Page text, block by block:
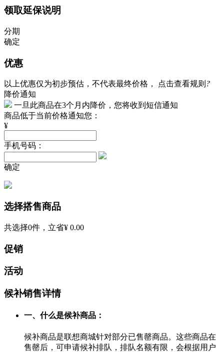
领取延保说明
分期
确定
优惠
以上优惠仅为初步预估，不代表最终价格， 点击查看规则 ?
降价通知
一旦此商品在3个月内降价，您将收到短信通知
商品低于当前价格通知您：
¥
手机号码：
确定
选择搭售商品
共选择0件，立省¥ 0.00
促销
活动
候补销售详情
一、什么是候补商品：
候补商品是联想商城针对部分已售罄商品。这些商品在
售罄后，可申请候补排队，排队名额有限，会根据用户